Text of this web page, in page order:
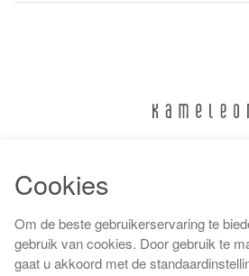
Algemene
Cookies
Om de beste gebruikerservaring te
gebruik van cookies. Door gebruik te
gaat u akkoord met de